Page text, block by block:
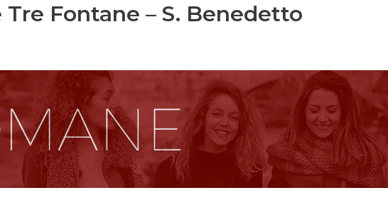
Fontane – S. Benedetto